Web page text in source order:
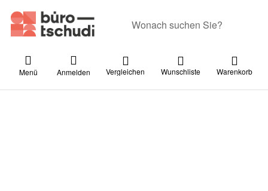
Menü Anmelden Vergleichen Wunschliste Warenkorb